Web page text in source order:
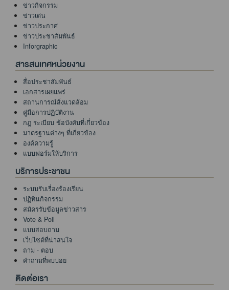
ข่าวกิจกรรม
ข่าวเด่น
ข่าวประกาศ
ข่าวประชาสัมพันธ์
Inforgraphic
สารสนเทศหน่วยงาน
สื่อประชาสัมพันธ์
เอกสารเผยแพร่
สถานการณ์สิ่งแวดล้อม
คู่มือการปฏิบัติงาน
กฎ ระเบียบ ข้อบังคับที่เกี่ยวข้อง
มาตรฐานต่างๆ ที่เกี่ยวข้อง
องค์ความรู้
แบบฟอร์มให้บริการ
บริการประชาชน
ระบบรับเรื่องร้องเรียน
ปฏิทินกิจกรรม
สมัครรับข้อมูลข่าวสาร
Vote & Poll
แบบสอบถาม
เว็บไซต์ที่น่าสนใจ
ถาม - ตอบ
คำถามที่พบบ่อย
ติดต่อเรา